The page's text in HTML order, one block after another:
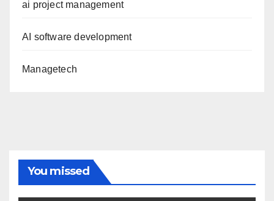
ai project management
AI software development
Managetech
You missed